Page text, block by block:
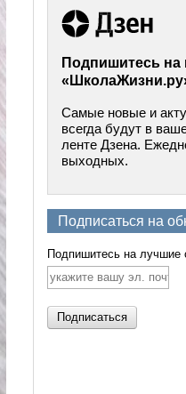
Подпишитесь на
Самые новые и
всегда будут в
ленте Дзена.
выходных.
Подписаться на
Подпишитесь на лучшие